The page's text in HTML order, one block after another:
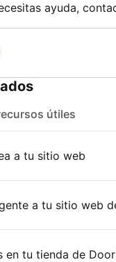
ayuda,
útiles
a tu sitio web
a tu sitio web
en tu tienda de